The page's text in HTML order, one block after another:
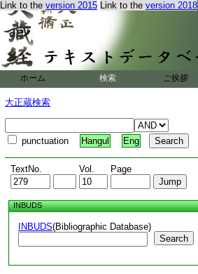
Link to the version 2015 Link to the version 2018
ホーム 検索 ご挨拶
大正蔵検索
punctuation Hangul Eng
TextNo. Vol. Page
INBUDS
INBUDS(Bibliographic Database)
Search